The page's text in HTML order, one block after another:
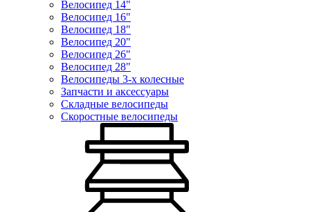
Велосипед 14"
Велосипед 16"
Велосипед 18"
Велосипед 20"
Велосипед 26"
Велосипед 28"
Велосипеды 3-х колесные
Запчасти и аксессуары
Складные велосипеды
Скоростные велосипеды